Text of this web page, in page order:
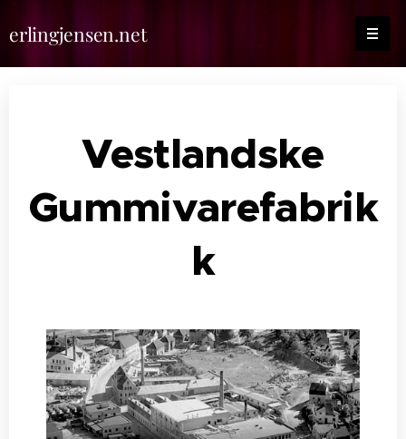
erlingjensen.net
Vestlandske
Gummivarefabrik
k